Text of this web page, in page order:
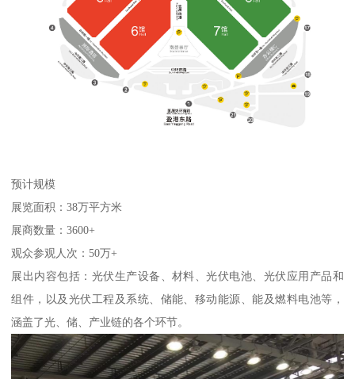
预计规模
展览面积：38万平方米
展商数量：3600+
观众参观人次：50万+
展出内容包括：光伏生产设备、材料、光伏电池、光伏应用产品和
组件，以及光伏工程及系统、储能、移动能源、能及燃料电池等，
涵盖了光、储、产业链的各个环节。